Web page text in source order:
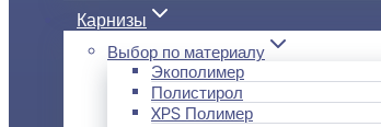
Карнизы
Выбор по материалу
Экополимер
Полистирол
XPS Полимер